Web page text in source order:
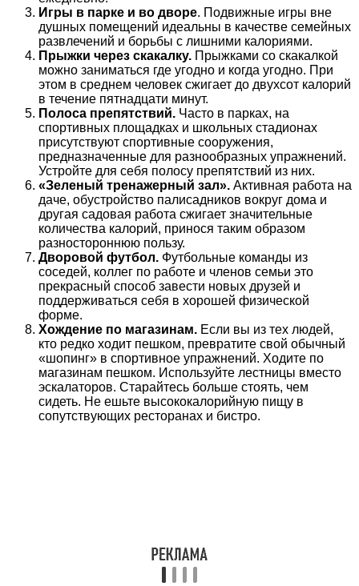
Игры в парке и во дворе. Подвижные игры вне
душных помещений идеальны в качестве семейных
развлечений и борьбы с лишними калориями.
Прыжки через скакалку. Прыжками со скакалкой
можно заниматься где угодно и когда угодно. При
этом в среднем человек сжигает до двухсот калорий
в течение пятнадцати минут.
Полоса препятствий. Часто в парках, на
спортивных площадках и школьных стадионах
присутствуют спортивные сооружения,
предназначенные для разнообразных упражнений.
Устройте для себя полосу препятствий из них.
«Зеленый тренажерный зал». Активная работа на
даче, обустройство палисадников вокруг дома и
другая садовая работа сжигает значительные
количества калорий, принося таким образом
разностороннюю пользу.
Дворовой футбол. Футбольные команды из
соседей, коллег по работе и членов семьи это
прекрасный способ завести новых друзей и
поддерживаться себя в хорошей физической
форме.
Хождение по магазинам. Если вы из тех людей,
кто редко ходит пешком, превратите свой обычный
«шопинг» в спортивное упражнений. Ходите по
магазинам пешком. Используйте лестницы вместо
эскалаторов. Старайтесь больше стоять, чем
сидеть. Не ешьте высококалорийную пищу в
сопутствующих ресторанах и бистро.